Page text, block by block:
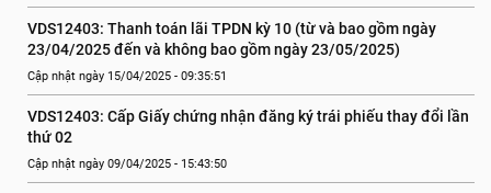
VDS12403: Thanh toán lãi TPDN kỳ 10 (từ và bao gồm ngày
23/04/2025 đến và không bao gồm ngày 23/05/2025)
Cập nhật ngày 15/04/2025 - 09:35:51
VDS12403: Cấp Giấy chứng nhận đăng ký trái phiếu thay đổi lần
thứ 02
Cập nhật ngày 09/04/2025 - 15:43:50